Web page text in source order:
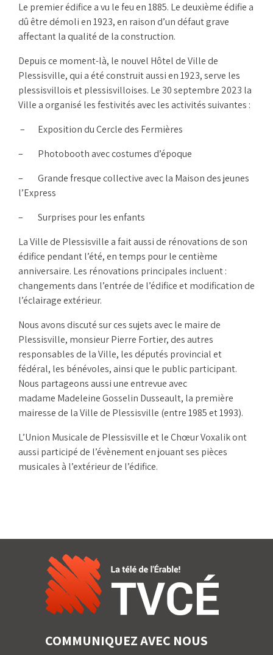
Le premier édifice a vu le feu en 1885. Le deuxième édifie a
dû être démoli en 1923, en raison d’un défaut grave
affectant la qualité de la construction.
Depuis ce moment-là, le nouvel Hôtel de Ville de
Plessisville, qui a été construit aussi en 1923, serve les
plessisvillois et plessisvilloises. Le 30 septembre 2023 la
Ville a organisé les festivités avec les activités suivantes :
– Exposition du Cercle des Fermières
– Photobooth avec costumes d’époque
– Grande fresque collective avec la Maison des jeunes
l’Express
– Surprises pour les enfants
La Ville de Plessisville a fait aussi de rénovations de son
édifice pendant l’été, en temps pour le centième
anniversaire. Les rénovations principales incluent :
changements dans l’entrée de l’édifice et modification de
l’éclairage extérieur.
Nous avons discuté sur ces sujets avec le maire de
Plessisville, monsieur Pierre Fortier, des autres
responsables de la Ville, les députés provincial et
fédéral, les bénévoles, ainsi que le public participant.
Nous partageons aussi une entrevue avec
madame Madeleine Gosselin Dusseault, la première
mairesse de la Ville de Plessisville (entre 1985 et 1993).
L’Union Musicale de Plessisville et le Chœur Voxalik ont
aussi participé de l’évènement en jouant ses pièces
musicales à l’extérieur de l’édifice.
COMMUNIQUEZ AVEC NOUS